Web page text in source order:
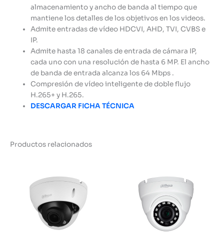
almacenamiento y ancho de banda al tiempo que
mantiene los detalles de los objetivos en los videos.
Admite entradas de vídeo HDCVI, AHD, TVI, CVBS e
IP.
Admite hasta 18 canales de entrada de cámara IP,
cada uno con una resolución de hasta 6 MP. El ancho
de banda de entrada alcanza los 64 Mbps .
Compresión de vídeo inteligente de doble flujo
H.265+ y H.265.
DESCARGAR FICHA TÉCNICA
Productos relacionados